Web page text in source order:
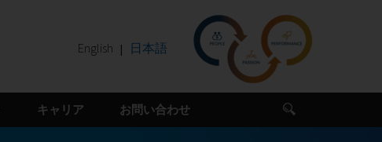
English 日本語
キャリア お問い合わせ